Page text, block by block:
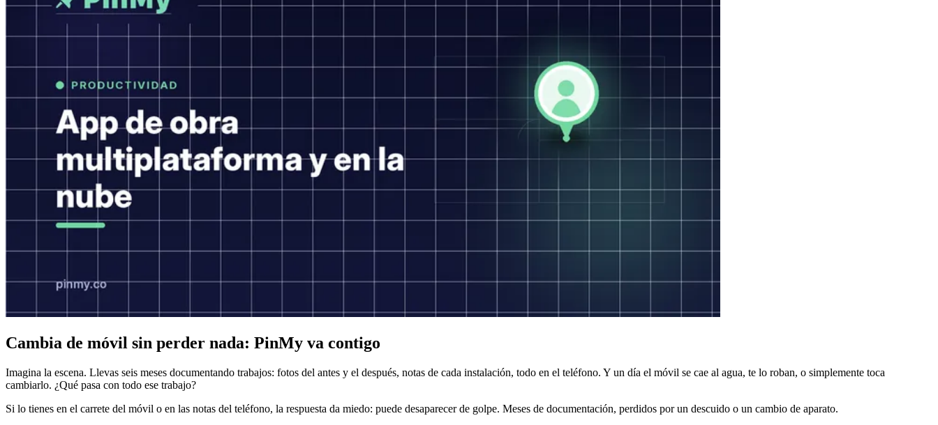
Cambia de móvil sin perder nada: PinMy va contigo
Imagina la escena. Llevas seis meses documentando trabajos: fotos del antes y el después, notas de cada instalación, todo en el teléfono. Y un día el móvil se cae al agua, te lo roban, o simplemente toca
cambiarlo. ¿Qué pasa con todo ese trabajo?
Si lo tienes en el carrete del móvil o en las notas del teléfono, la respuesta da miedo: puede desaparecer de golpe. Meses de documentación, perdidos por un descuido o un cambio de aparato.